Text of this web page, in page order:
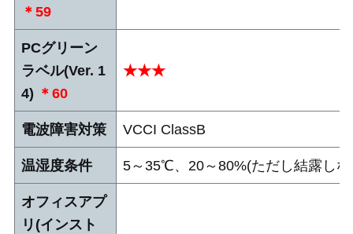
＊59
PCグリーン
ラベル(Ver. 1
4) ＊60
★★★
電波障害対策 VCCI ClassB
温湿度条件 5～35℃、20～80%(ただし結露し
オフィスアプ
リ(インスト